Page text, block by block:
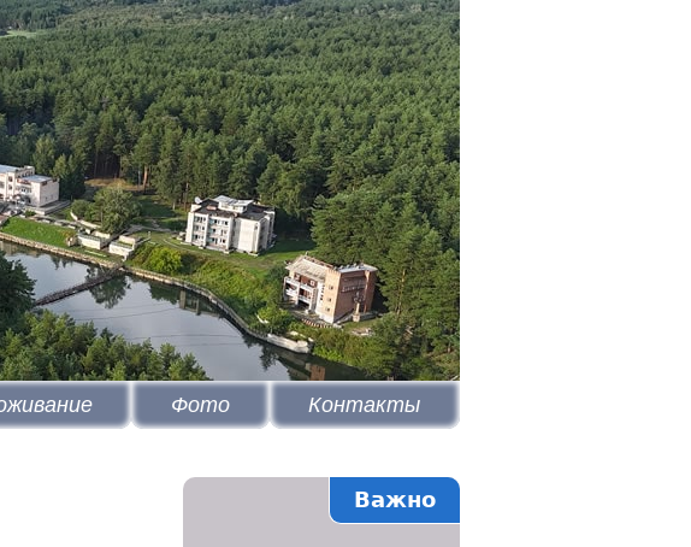
Фото Контакты
Важно